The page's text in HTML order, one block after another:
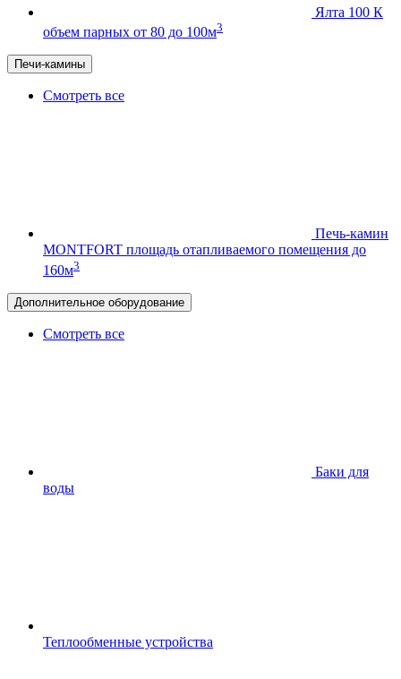
Ялта 100 К
объем парных от 80 до 100м3
Печи-камины
Смотреть все
Печь-камин
MONTFORT площадь отапливаемого помещения до
160м3
Дополнительное оборудование
Смотреть все
Баки для
воды
Теплообменные устройства